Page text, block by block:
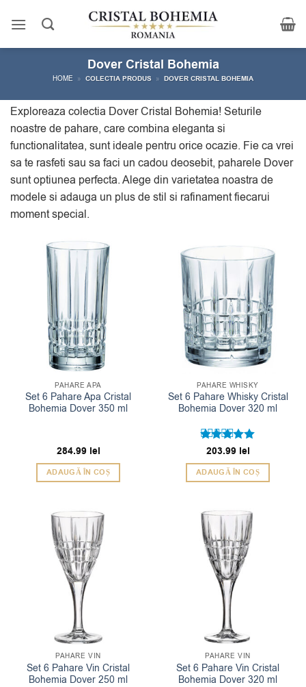
Dover Cristal Bohemia
HOME » COLECTIA PRODUS » DOVER CRISTAL BOHEMIA
Exploreaza colectia Dover Cristal Bohemia! Seturile
noastre de pahare, care combina eleganta si
functionalitatea, sunt ideale pentru orice ocazie. Fie ca vrei
sa te rasfeti sau sa faci un cadou deosebit, paharele Dover
sunt optiunea perfecta. Alege din varietatea noastra de
modele si adauga un plus de stil si rafinament fiecarui
moment special.
PAHARE APA
Set 6 Pahare Apa Cristal
Bohemia Dover 350 ml
284.99 lei
ADAUGĂ ÎN COȘ
PAHARE WHISKY
Set 6 Pahare Whisky Cristal
Bohemia Dover 320 ml
Evaluat la
5din 5
203.99 lei
ADAUGĂ ÎN COȘ
PAHARE VIN
Set 6 Pahare Vin Cristal
Bohemia Dover 250 ml
PAHARE VIN
Set 6 Pahare Vin Cristal
Bohemia Dover 320 ml